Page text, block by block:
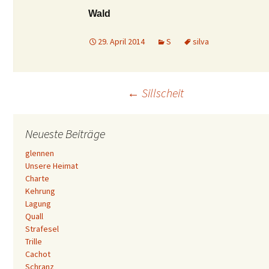
Wald
29. April 2014 S silva
Beitrags-
Navigation
← Sillscheit
Neueste Beiträge
glennen
Unsere Heimat
Charte
Kehrung
Lagung
Quall
Strafesel
Trille
Cachot
Schranz